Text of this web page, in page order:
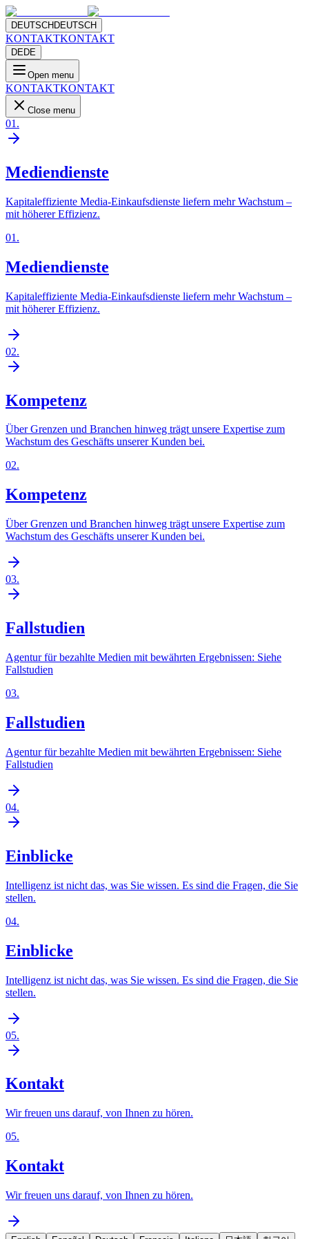
DEUTSCH DEUTSCH
KONTAKTKONTAKT
DEDE
Open menu
KONTAKTKONTAKT
Close menu
01 .
Mediendienste
Kapitaleffiziente Media-Einkaufsdienste liefern mehr Wachstum –
mit höherer Effizienz.
01 .
Mediendienste
Kapitaleffiziente Media-Einkaufsdienste liefern mehr Wachstum –
mit höherer Effizienz.
02.
Kompetenz
Über Grenzen und Branchen hinweg trägt unsere Expertise zum
Wachstum des Geschäfts unserer Kunden bei.
02.
Kompetenz
Über Grenzen und Branchen hinweg trägt unsere Expertise zum
Wachstum des Geschäfts unserer Kunden bei.
03.
Fallstudien
Agentur für bezahlte Medien mit bewährten Ergebnissen: Siehe
Fallstudien
03.
Fallstudien
Agentur für bezahlte Medien mit bewährten Ergebnissen: Siehe
Fallstudien
04.
Einblicke
Intelligenz ist nicht das, was Sie wissen. Es sind die Fragen, die Sie
stellen.
04.
Einblicke
Intelligenz ist nicht das, was Sie wissen. Es sind die Fragen, die Sie
stellen.
05.
Kontakt
Wir freuen uns darauf, von Ihnen zu hören.
05.
Kontakt
Wir freuen uns darauf, von Ihnen zu hören.